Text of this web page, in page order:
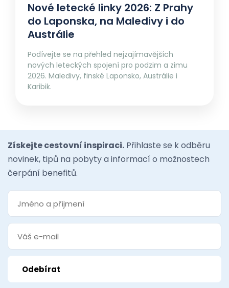
Nové letecké linky 2026: Z Prahy
do Laponska, na Maledivy i do
Austrálie
Podívejte se na přehled nejzajímavějších
nových leteckých spojení pro podzim a zimu
2026. Maledivy, finské Laponsko, Austrálie i
Karibik.
Získejte cestovní inspiraci. Přihlaste se k odběru
novinek, tipů na pobyty a informací o možnostech
čerpání benefitů.